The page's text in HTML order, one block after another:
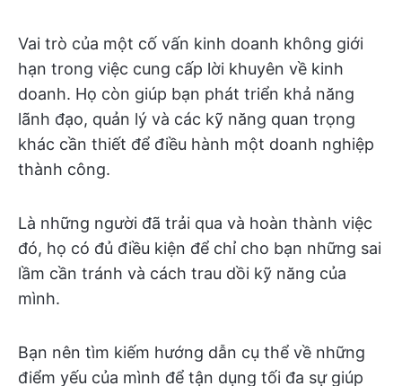
Vai trò của một cố vấn kinh doanh không giới
hạn trong việc cung cấp lời khuyên về kinh
doanh. Họ còn giúp bạn phát triển khả năng
lãnh đạo, quản lý và các kỹ năng quan trọng
khác cần thiết để điều hành một doanh nghiệp
thành công.
Là những người đã trải qua và hoàn thành việc
đó, họ có đủ điều kiện để chỉ cho bạn những sai
lầm cần tránh và cách trau dồi kỹ năng của
mình.
Bạn nên tìm kiếm hướng dẫn cụ thể về những
điểm yếu của mình để tận dụng tối đa sự giúp